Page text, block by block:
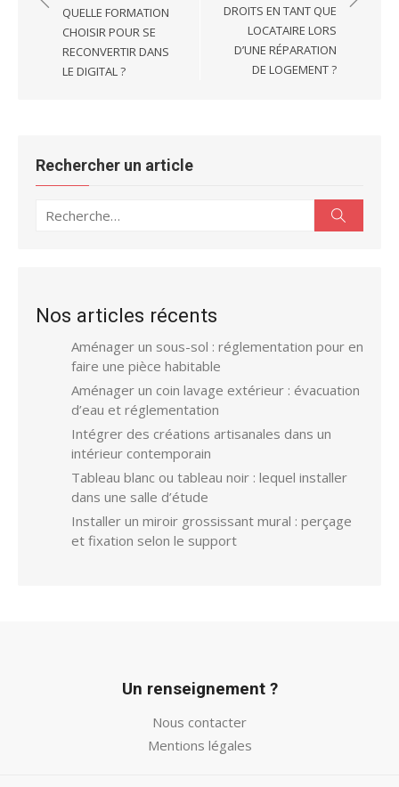
l’article
QUELLE FORMATION
CHOISIR POUR SE
RECONVERTIR DANS
LE DIGITAL ?
DROITS EN TANT QUE
LOCATAIRE LORS
D’UNE RÉPARATION
DE LOGEMENT ?
Rechercher un article
Recherche
Nos articles récents
Aménager un sous-sol : réglementation pour en
faire une pièce habitable
Aménager un coin lavage extérieur : évacuation
d’eau et réglementation
Intégrer des créations artisanales dans un
intérieur contemporain
Tableau blanc ou tableau noir : lequel installer
dans une salle d’étude
Installer un miroir grossissant mural : perçage
et fixation selon le support
Un renseignement ?
Nous contacter
Mentions légales